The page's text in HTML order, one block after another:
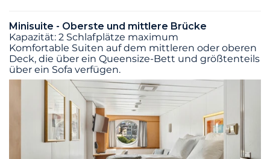
Minisuite - Oberste und mittlere Brücke
Kapazität: 2 Schlafplätze maximum
Komfortable Suiten auf dem mittleren oder oberen
Deck, die über ein Queensize-Bett und größtenteils
über ein Sofa verfügen.